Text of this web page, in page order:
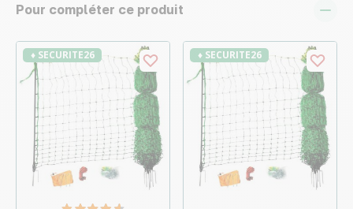
Pour compléter ce produit
♦ SECURITE26 ♦ SECURITE26